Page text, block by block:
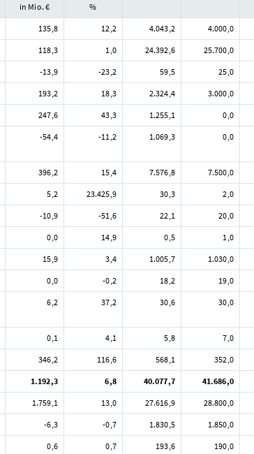
in Mio. €
%
135,8 12,2 4.043,2 4.000,0
118,3 1,0 24.392,6 25.700,0
-13,9 -23,2 59,5 25,0
193,2 18,3 2.324,4 3.000,0
247,6 43,3 1.255,1 0,0
-54,4 -11,2 1.069,3 0,0
396,2 15,4 7.576,8 7.500,0
5,2 23.425,9 30,3 2,0
-10,9 -51,6 22,1 20,0
0,0 14,9 0,5 1,0
15,9 3,4 1.005,7 1.030,0
0,0 -0,2 18,2 19,0
6,2 37,2 30,6 30,0
0,1 4,1 5,8 7,0
346,2 116,6 568,1 352,0
1.192,3 6,8 40.077,7 41.686,0
1.759,1 13,0 27.616,9 28.800,0
-6,3 -0,7 1.830,5 1.850,0
0,6 0,7 193,6 190,0